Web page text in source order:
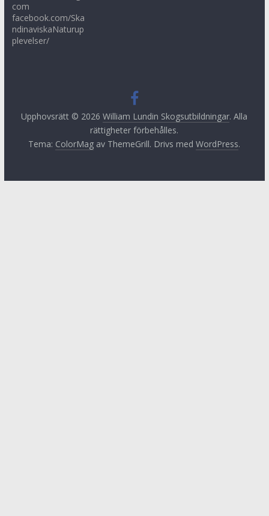
com
facebook.com/Ska
ndinaviskaNaturup
plevelser/
Upphovsrätt © 2026William Lundin Skogsutbildningar. Alla
rättigheter förbehålles.
Tema: ColorMag av ThemeGrill. Drivs medWordPress.